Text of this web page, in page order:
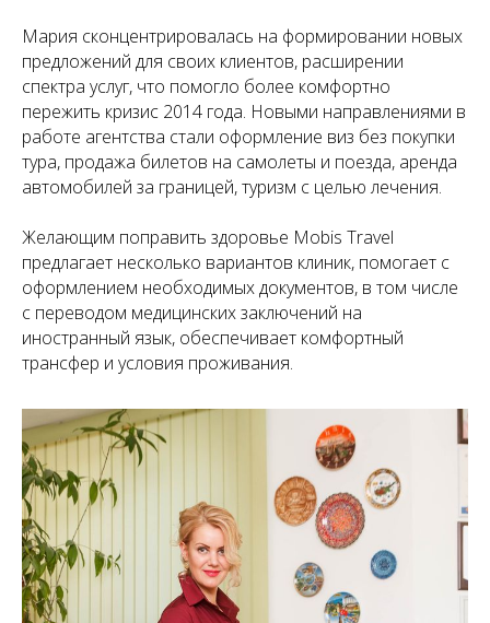
Мария сконцентрировалась на формировании новых
предложений для своих клиентов, расширении
спектра услуг, что помогло более комфортно
пережить кризис 2014 года. Новыми направлениями в
работе агентства стали оформление виз без покупки
тура, продажа билетов на самолеты и поезда, аренда
автомобилей за границей, туризм с целью лечения.
Желающим поправить здоровье Mobis Travel
предлагает несколько вариантов клиник, помогает с
оформлением необходимых документов, в том числе
с переводом медицинских заключений на
иностранный язык, обеспечивает комфортный
трансфер и условия проживания.